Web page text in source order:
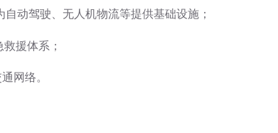
动驾驶、无人机物流等提供基础设施；
援体系；
网络。